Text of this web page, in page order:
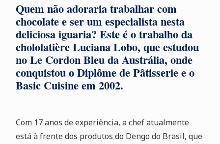
Quem não adoraria trabalhar com
chocolate e ser um especialista nesta
deliciosa iguaria? Este é o trabalho da
chololatière Luciana Lobo, que estudou
no Le Cordon Bleu da Austrália, onde
conquistou o Diplôme de Pâtisserie e o
Basic Cuisine em 2002.
Com 17 anos de experiência, a chef atualmente
está à frente dos produtos do Dengo do Brasil, que